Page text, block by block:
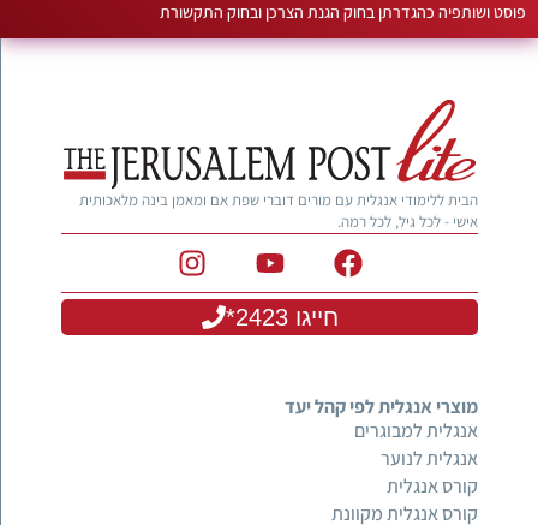
פוסט ושותפיה כהגדרתן בחוק הגנת הצרכן ובחוק התקשורת
הבית ללימודי אנגלית עם מורים דוברי שפת אם ומאמן בינה מלאכותית
אישי - לכל גיל, לכל רמה.
חייגו 2423*
מוצרי אנגלית לפי קהל יעד
אנגלית למבוגרים
אנגלית לנוער
קורס אנגלית
קורס אנגלית מקוונת